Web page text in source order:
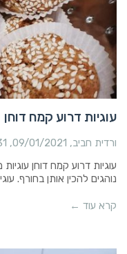
עוגיות דרוע קמח דוחן
ורדית חביב 09/01/2021
עוגיות דרוע קמח דוחן
נוהגים להכין אותן בחורף.
קרא עוד ←